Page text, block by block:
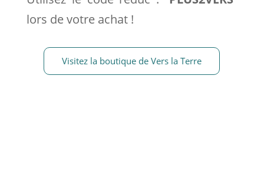
lors de votre achat !
Visitez la boutique de Vers la Terre